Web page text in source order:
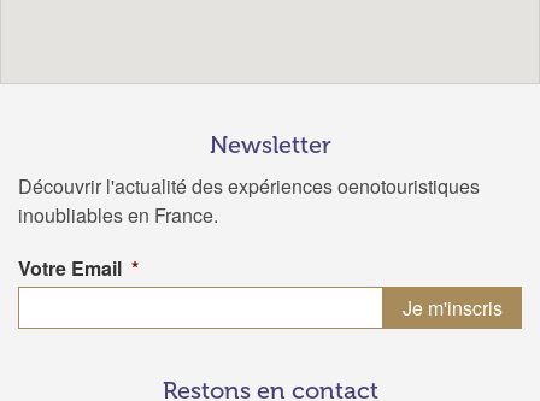
Newsletter
Découvrir l'actualité des expériences oenotouristiques
inoubliables en France.
Votre Email *
Restons en contact